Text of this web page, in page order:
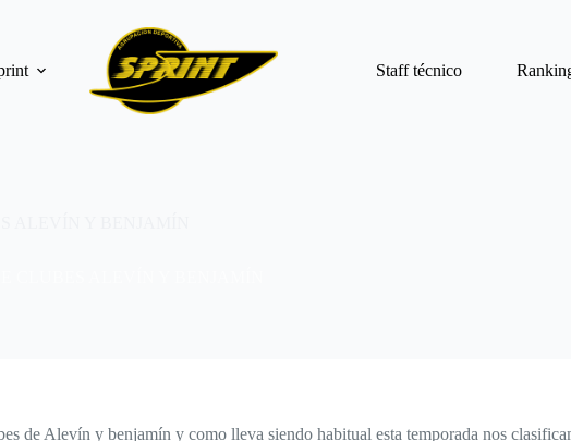
Staff técnico
de Alevín y benjamín y como lleva siendo habitual esta temporada nos